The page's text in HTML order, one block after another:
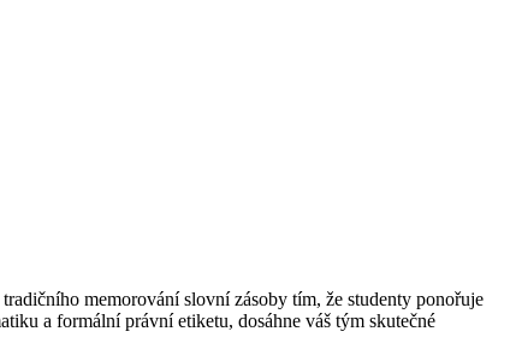
memorování slovní zásoby tím, že studenty ponořuje
a formální právní etiketu, dosáhne váš tým skutečné